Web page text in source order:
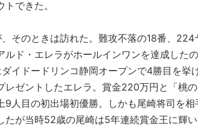
できた。
そのときは訪れた。難攻不落の18番、
ルド・エレラがホールインワンを達成した
イドードリンコ静岡オープンで4勝目を挙
レゼントしたエレラ。賞金220万円と「桃
9人目の初出場初優勝。しかも尾崎将司を
が当時52歳の尾崎は5年連続賞金王に輝い